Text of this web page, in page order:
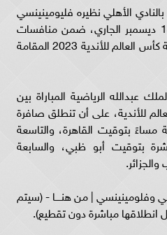
الأهلي نظيره فليومينينسي
البرازيلي مساء اليوم الإثنين 18 ديسمبر الجاري، ضمن منافسات
الدور النصف النهائي من بطولة كأس العالم للأندية 2023 المقامة
عبدالله الرياضية المباراة بين
للأندية، على أن تنطلق صافرة
مساءً بتوقيت القاهرة، والتاسعة
بتوقيت أبو ظبي، والسابعة
وفلومينينسي | من هنــــا - (سيتم
انطلاقها مباشرة دون تقطيع).